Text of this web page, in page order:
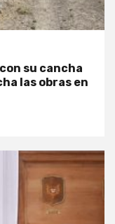
su cancha
las obras en